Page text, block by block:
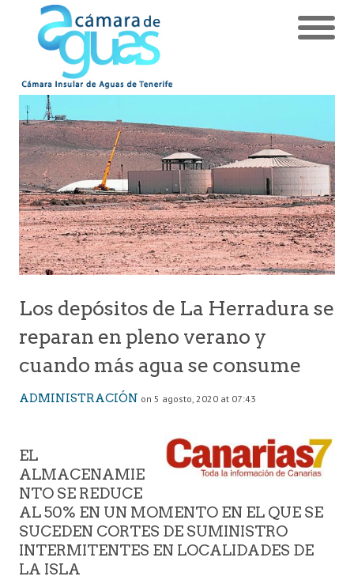
Los depósitos de La Herradura se
reparan en pleno verano y
cuando más agua se consume
ADMINISTRACIÓN on 5 agosto, 2020 at 07:43
EL
ALMACENAMIE
NTO SE REDUCE
AL 50% EN UN MOMENTO EN EL QUE SE
SUCEDEN CORTES DE SUMINISTRO
INTERMITENTES EN LOCALIDADES DE
LA ISLA